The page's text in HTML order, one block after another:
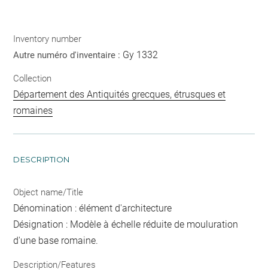
Inventory number
Autre numéro d'inventaire : Gy 1332
Collection
Département des Antiquités grecques, étrusques et
romaines
DESCRIPTION
Object name/Title
Dénomination : élément d'architecture
Désignation : Modèle à échelle réduite de mouluration
d'une base romaine.
Description/Features